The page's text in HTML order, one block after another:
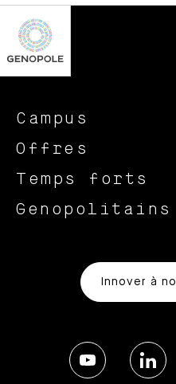
Campus
Offres
Temps forts
Genopolitains
Innover à